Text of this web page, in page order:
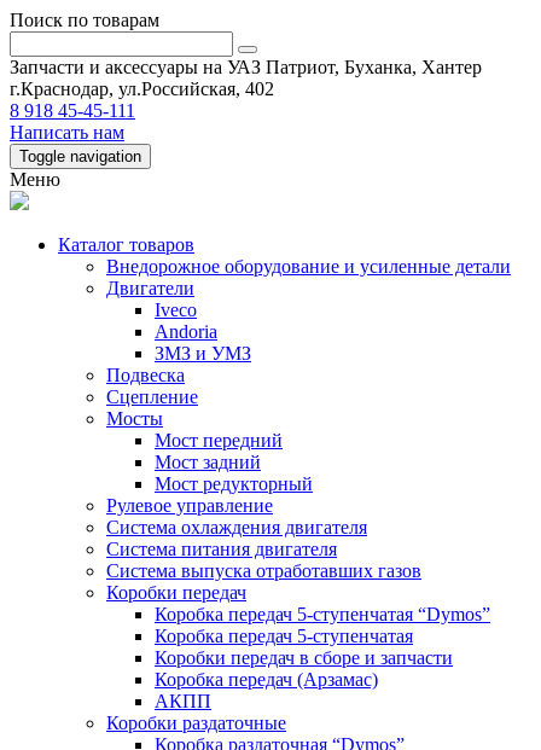
Поиск по товарам
Запчасти и аксессуары на УАЗ Патриот, Буханка, Хантер
г.Краснодар, ул.Российская, 402
8 918 45-45-111
Написать нам
Toggle navigation
Меню
Каталог товаров
Внедорожное оборудование и усиленные детали
Двигатели
Iveco
Andoria
ЗМЗ и УМЗ
Подвеска
Сцепление
Мосты
Мост передний
Мост задний
Мост редукторный
Рулевое управление
Система охлаждения двигателя
Система питания двигателя
Система выпуска отработавших газов
Коробки передач
Коробка передач 5-ступенчатая “Dymos”
Коробка передач 5-ступенчатая
Коробки передач в сборе и запчасти
Коробка передач (Арзамас)
АКПП
Коробки раздаточные
Коробка раздаточная “Dymos”